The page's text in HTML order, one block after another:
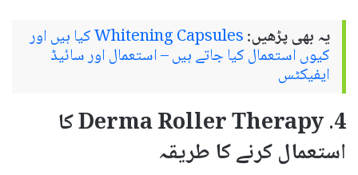
یہ بھی پڑھیں: Whitening Capsules کیا ہیں اور
کیوں استعمال کیا جاتے ہیں – استعمال اور سائیڈ
ایفیکٹس
4. Derma Roller Therapy کا
استعمال کرنے کا طریقہ